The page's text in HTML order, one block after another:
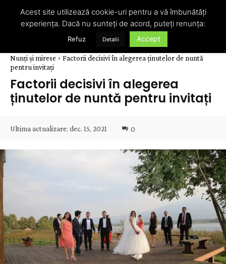
Nunți și mirese
Factorii decisivi în alegerea ținutelor de nuntă
pentru invitați
Factorii decisivi în alegerea
ținutelor de nuntă pentru invitați
Ultima actualizare: dec. 15, 2021 0
Acest site utilizează cookie-uri pentru a vă îmbunătăți
experiența. Dacă nu sunteți de acord, puteți renunța:
Refuz Detalii Accept